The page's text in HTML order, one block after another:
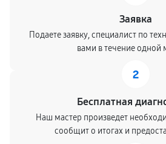
Заявка
Подаете заявку, специалист по
вами в течение одной
2
Бесплатная
Наш мастер произведет
сообщит о итогах и